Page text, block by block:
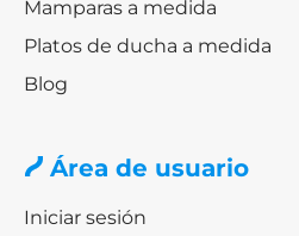
Mamparas a medida
Platos de ducha a medida
Blog
Área de usuario
Iniciar sesión